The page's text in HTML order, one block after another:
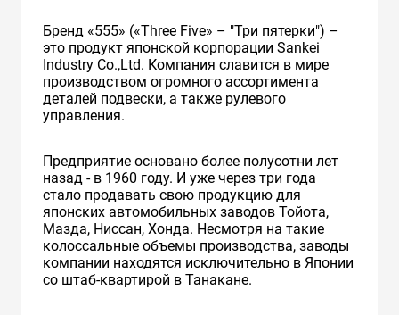
Бренд «555» («Three Five» – "Три пятерки") –
это продукт японской корпорации Sankei
Industry Co.,Ltd. Компания славится в мире
производством огромного ассортимента
деталей подвески, а также рулевого
управления.
Предприятие основано более полусотни лет
назад - в 1960 году. И уже через три года
стало продавать свою продукцию для
японских автомобильных заводов Тойота,
Мазда, Ниссан, Хонда. Несмотря на такие
колоссальные объемы производства, заводы
компании находятся исключительно в Японии
со штаб-квартирой в Танакане.